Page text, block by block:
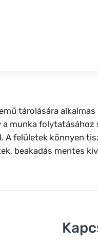
tárolására
munka
felületek könnyen
beakadás mentes